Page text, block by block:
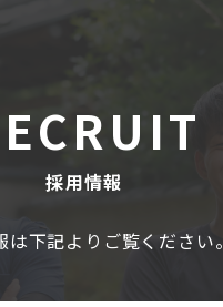
採用情報
は下記よりご覧ください。